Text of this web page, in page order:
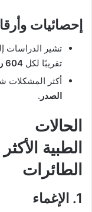
إحصائيات
تشير الدراسات
تقريبًا لكل 604 رحلات جوية
أكثر المشكلات
الصدر .
الحالات
الطبية
الطائرات
1. الإغماء